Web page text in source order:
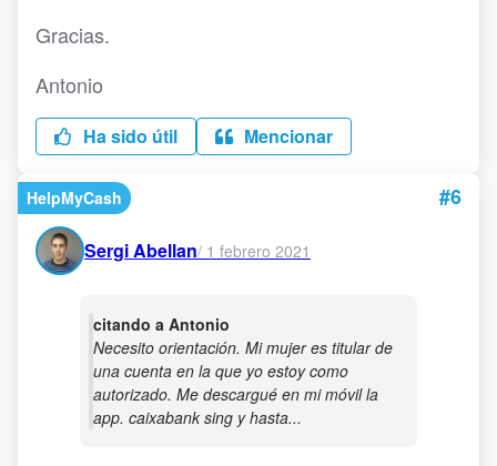
Gracias.
Antonio
Ha sido útil Mencionar
HelpMyCash #6
Sergi Abellan/ 1 febrero 2021
citando a Antonio
Necesito orientación. Mi mujer es titular de
una cuenta en la que yo estoy como
autorizado. Me descargué en mi móvil la
app. caixabank sing y hasta...